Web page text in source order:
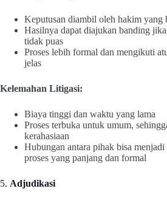
Keputusan diambil oleh hakim yang
Hasilnya dapat diajukan banding
tidak puas
Proses lebih formal dan mengikuti
jelas
Kelemahan Litigasi:
Biaya tinggi dan waktu yang lama
Proses terbuka untuk umum,
kerahasiaan
Hubungan antara pihak bisa menjadi
proses yang panjang dan formal
5. Adjudikasi